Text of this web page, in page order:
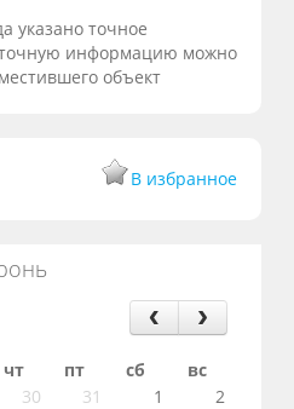
указано точное
информацию можно
объект
В избранное
чт пт сб
вс
30 31 1 2